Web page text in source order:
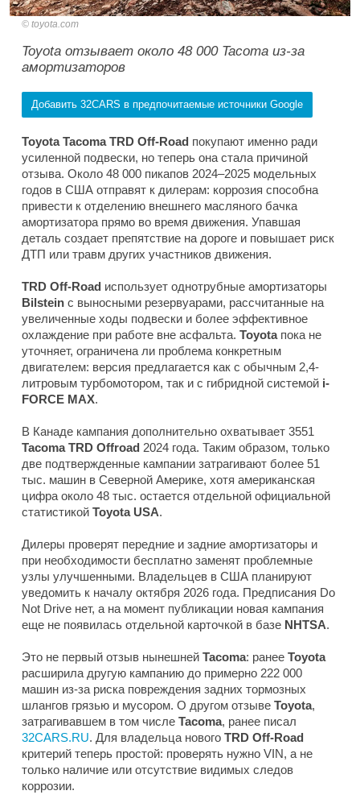
toyota.com
Toyota отзывает около 48 000 Tacoma из-за
амортизаторов
Добавить 32CARS в предпочитаемые источники Google
Toyota Tacoma TRD Off-Road покупают именно ради
усиленной подвески, но теперь она стала причиной
отзыва. Около 48 000 пикапов 2024–2025 модельных
годов в США отправят к дилерам: коррозия способна
привести к отделению внешнего масляного бачка
амортизатора прямо во время движения. Упавшая
деталь создает препятствие на дороге и повышает риск
ДТП или травм других участников движения.
TRD Off-Road использует однотрубные амортизаторы
Bilstein с выносными резервуарами, рассчитанные на
увеличенные ходы подвески и более эффективное
охлаждение при работе вне асфальта. Toyotaпока не
уточняет, ограничена ли проблема конкретным
двигателем: версия предлагается как с обычным 2,4-
литровым турбомотором, так и с гибридной системой i-
FORCE MAX.
В Канаде кампания дополнительно охватывает 3551
Tacoma TRD Offroad 2024 года. Таким образом, только
две подтвержденные кампании затрагивают более 51
тыс. машин в Северной Америке, хотя американская
цифра около 48 тыс. остается отдельной официальной
статистикой Toyota USA.
Дилеры проверят передние и задние амортизаторы и
при необходимости бесплатно заменят проблемные
узлы улучшенными. Владельцев в США планируют
уведомить к началу октября 2026 года. Предписания Do
Not Drive нет, а на момент публикации новая кампания
еще не появилась отдельной карточкой в базе NHTSA.
Это не первый отзыв нынешней Tacoma: ранее Toyota
расширила другую кампанию до примерно 222 000
машин из-за риска повреждения задних тормозных
шлангов грязью и мусором. О другом отзыве Toyota,
затрагивавшем в том числе Tacoma, ранее писал
32CARS.RU. Для владельца нового TRD Off-Road
критерий теперь простой: проверять нужно VIN, а не
только наличие или отсутствие видимых следов
коррозии.